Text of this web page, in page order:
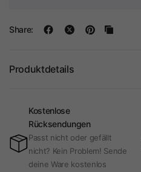
Share:
Produktdetails
Kostenlose
Rücksendungen
Passt nicht oder gefällt
nicht? Kein Problem! Sende
deine Ware kostenlos